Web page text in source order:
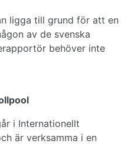
ligga till grund för att en
av de svenska
behöver inte
i Internationellt
är verksamma i en